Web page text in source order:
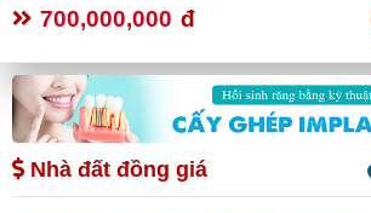
700,000,000 đ
Nhà đất đồng giá